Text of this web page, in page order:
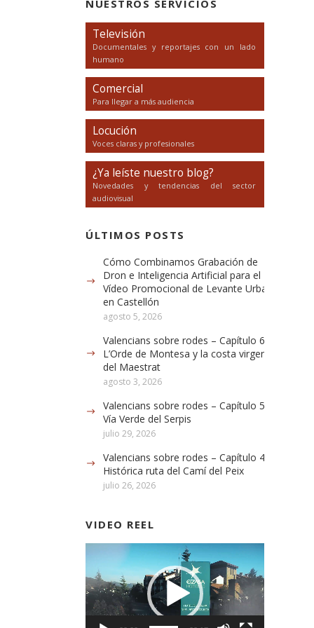
NUESTROS SERVICIOS
Televisión
Documentales y reportajes con un lado
humano
Comercial
Para llegar a más audiencia
Locución
Voces claras y profesionales
¿Ya leíste nuestro blog?
Novedades y tendencias del sector
audiovisual
ÚLTIMOS POSTS
Cómo Combinamos Grabación de
Dron e Inteligencia Artificial para el
Vídeo Promocional de Levante Urbana
en Castellón
agosto 5, 2026
Valencians sobre rodes – Capítulo 6:
L’Orde de Montesa y la costa virgen
del Maestrat
agosto 3, 2026
Valencians sobre rodes – Capítulo 5: La
Vía Verde del Serpis
julio 29, 2026
Valencians sobre rodes – Capítulo 4:
Histórica ruta del Camí del Peix
julio 26, 2026
VIDEO REEL
vídeo